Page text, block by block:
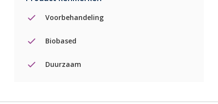
Voorbehandeling
Biobased
Duurzaam